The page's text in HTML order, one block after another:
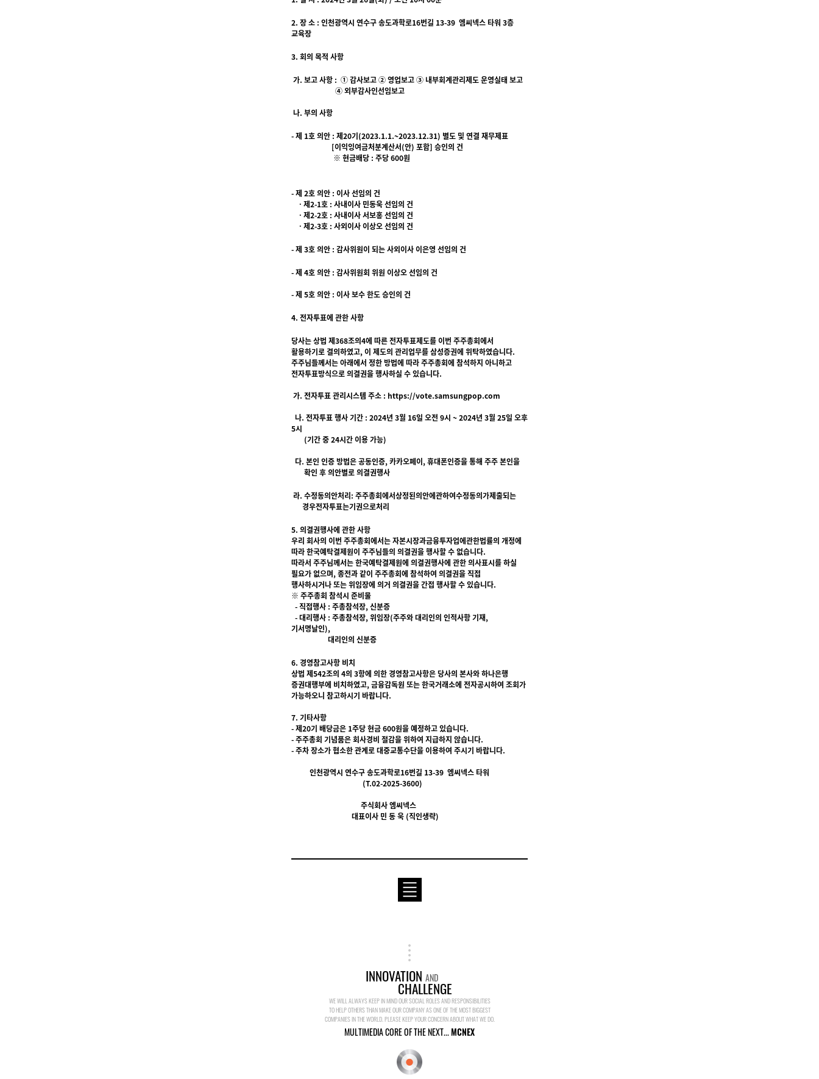
2. 장 소 : 인천광역시 연수구 송도과학로16번길 13-39 엠씨넥스 타워 3층
교육장
3. 회의 목적 사항
가. 보고 사항 : ① 감사보고 ② 영업보고 ③ 내부회계관리제도 운영실태 보고
④ 외부감사인선임보고
나. 부의 사항
- 제 1호 의안 : 제20기(2023.1.1.~2023.12.31) 별도 및 연결 재무제표
[이익잉여금처분계산서(안) 포함] 승인의 건
※ 현금배당 : 주당 600원
- 제 2호 의안 : 이사 선임의 건
ㆍ제2-1호 : 사내이사 민동욱 선임의 건
ㆍ제2-2호 : 사내이사 서보홍 선임의 건
ㆍ제2-3호 : 사외이사 이상오 선임의 건
- 제 3호 의안 : 감사위원이 되는 사외이사 이은영 선임의 건
- 제 4호 의안 : 감사위원회 위원 이상오 선임의 건
- 제 5호 의안 : 이사 보수 한도 승인의 건
4. 전자투표에 관한 사항
당사는 상법 제368조의4에 따른 전자투표제도를 이번 주주총회에서
활용하기로 결의하였고, 이 제도의 관리업무를 삼성증권에 위탁하였습니다.
주주님들께서는 아래에서 정한 방법에 따라 주주총회에 참석하지 아니하고
전자투표방식으로 의결권을 행사하실 수 있습니다.
가. 전자투표 관리시스템 주소 : https://vote.samsungpop.com
나. 전자투표 행사 기간 : 2024년 3월 16일 오전 9시 ~ 2024년 3월 25일 오후
5시
(기간 중 24시간 이용 가능)
다. 본인 인증 방법은 공동인증, 카카오페이, 휴대폰인증을 통해 주주 본인을
확인 후 의안별로 의결권행사
라. 수정동의안처리: 주주총회에서상정된의안에관하여수정동의가제출되는
경우전자투표는기권으로처리
5. 의결권행사에 관한 사항
우리 회사의 이번 주주총회에서는 자본시장과금융투자업에관한법률의 개정에
따라 한국예탁결제원이 주주님들의 의결권을 행사할 수 없습니다.
따라서 주주님께서는 한국예탁결제원에 의결권행사에 관한 의사표시를 하실
필요가 없으며, 종전과 같이 주주총회에 참석하여 의결권을 직접
행사하시거나 또는 위임장에 의거 의결권을 간접 행사할 수 있습니다.
※ 주주총회 참석시 준비물
- 직접행사 : 주총참석장, 신분증
- 대리행사 : 주총참석장, 위임장(주주와 대리인의 인적사항 기재,
기서명날인),
대리인의 신분증
6. 경영참고사항 비치
상법 제542조의 4의 3항에 의한 경영참고사항은 당사의 본사와 하나은행
증권대행부에 비치하였고, 금융감독원 또는 한국거래소에 전자공시하여 조회가
가능하오니 참고하시기 바랍니다.
7. 기타사항
- 제20기 배당금은 1주당 현금 600원을 예정하고 있습니다.
- 주주총회 기념품은 회사경비 절감을 위하여 지급하지 않습니다.
- 주차 장소가 협소한 관계로 대중교통수단을 이용하여 주시기 바랍니다.
인천광역시 연수구 송도과학로16번길 13-39 엠씨넥스 타워
(T.02-2025-3600)
주식회사 엠씨넥스
대표이사 민 동 욱 (직인생략)
INNOVATION AND
CHALLENGE
WE WILL ALWAYS KEEP IN MIND OUR SOCIAL ROLES AND RESPONSIBILITIES
TO HELP OTHERS THAN MAKE OUR COMPANY AS ONE OF THE MOST BIGGEST
COMPANIES IN THE WORLD. PLEASE KEEP YOUR CONCERN ABOUT WHAT WE DO.
MULTIMEDIA CORE OF THE NEXT...MCNEX